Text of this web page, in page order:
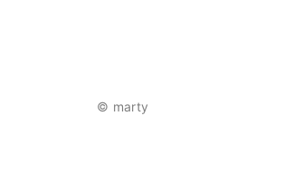
© marty